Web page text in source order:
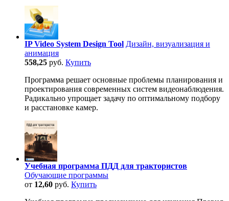
IP Video System Design Tool Дизайн, визуализация и
анимация
558,25 руб. Купить
Программа решает основные проблемы планирования и
проектирования современных систем видеонаблюдения.
Радикально упрощает задачу по оптимальному подбору
и расстановке камер.
Учебная программа ПДД для трактористов
Обучающие программы
от 12,60 руб. Купить